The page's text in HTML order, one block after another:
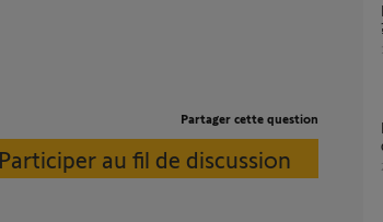
Partager cette question
Participer au fil de discussion